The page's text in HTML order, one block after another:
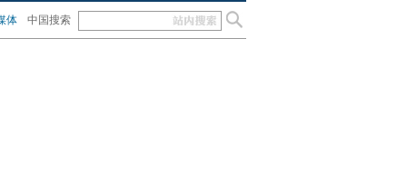
体 中国搜索